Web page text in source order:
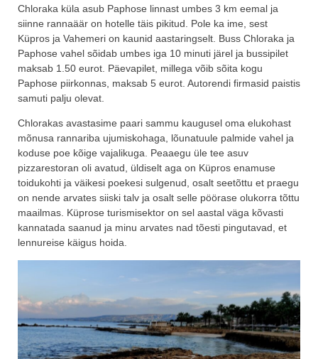
Chloraka küla asub Paphose linnast umbes 3 km eemal ja
siinne rannaäär on hotelle täis pikitud. Pole ka ime, sest
Küpros ja Vahemeri on kaunid aastaringselt. Buss Chloraka ja
Paphose vahel sõidab umbes iga 10 minuti järel ja bussipilet
maksab 1.50 eurot. Päevapilet, millega võib sõita kogu
Paphose piirkonnas, maksab 5 eurot. Autorendi firmasid paistis
samuti palju olevat.
Chlorakas avastasime paari sammu kaugusel oma elukohast
mõnusa rannariba ujumiskohaga, lõunatuule palmide vahel ja
koduse poe kõige vajalikuga. Peaaegu üle tee asuv
pizzarestoran oli avatud, üldiselt aga on Küpros enamuse
toidukohti ja väikesi poekesi sulgenud, osalt seetõttu et praegu
on nende arvates siiski talv ja osalt selle pöörase olukorra tõttu
maailmas. Küprose turismisektor on sel aastal väga kõvasti
kannatada saanud ja minu arvates nad tõesti pingutavad, et
lennureise käigus hoida.